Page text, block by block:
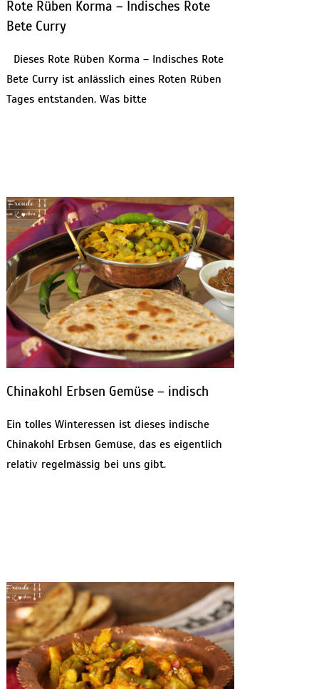
Rote Rüben Korma – Indisches Rote
Bete Curry
Dieses Rote Rüben Korma – Indisches Rote
Bete Curry ist anlässlich eines Roten Rüben
Tages entstanden. Was bitte
Chinakohl Erbsen Gemüse – indisch
Ein tolles Winteressen ist dieses indische
Chinakohl Erbsen Gemüse, das es eigentlich
relativ regelmässig bei uns gibt.